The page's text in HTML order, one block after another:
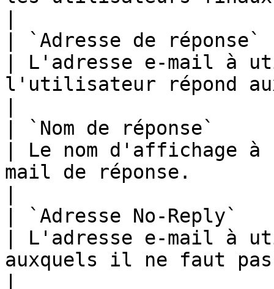
| `Adresse de réponse`
| L'adresse e-mail à
l'utilisateur répond
| `Nom de réponse`
| Le nom d'affichage
mail de réponse.
| `Adresse No-Reply`
| L'adresse e-mail à
auxquels il ne faut